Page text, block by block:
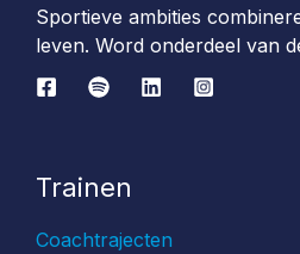
Sportieve ambities
leven. Word onderdeel van
Trainen
Coachtrajecten